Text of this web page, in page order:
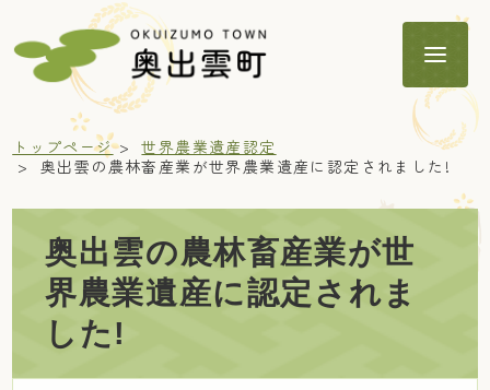
暮らし
子育て・教育
トップページ
世界農業遺産認定
奥出雲の農林畜産業が世界農業遺産に認定されました!
奥出雲の農林畜産業が世
界農業遺産に認定されま
した!